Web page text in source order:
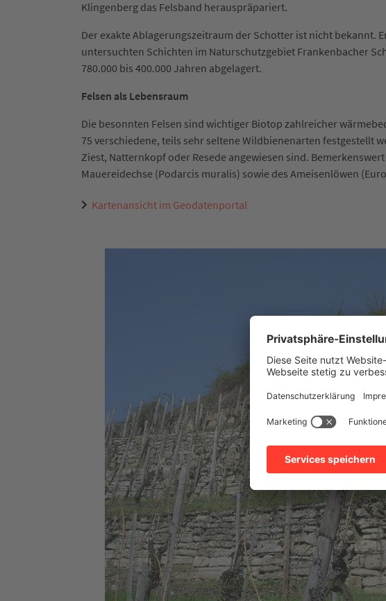
Klingenberg das Felsband herauspräpariert.
Der exakte Ablagerungszeitraum der Schotter ist nicht bekannt.
untersuchten Schichten im Naturschutzgebiet Frankenbacher
780.000 bis 400.000 Jahren abgelagert.
Felsen als Lebensraum
Die besonnten Felsen sind wichtiger Biotop zahlreicher
75 verschiedene, teils sehr seltene Wildbienenarten festgestellt
Ziest, Natternkopf oder Resede angewiesen sind.
Mauereidechse (Podarcis muralis) sowie des Ameisenlöwen
Kartenansicht im Geodatenportal